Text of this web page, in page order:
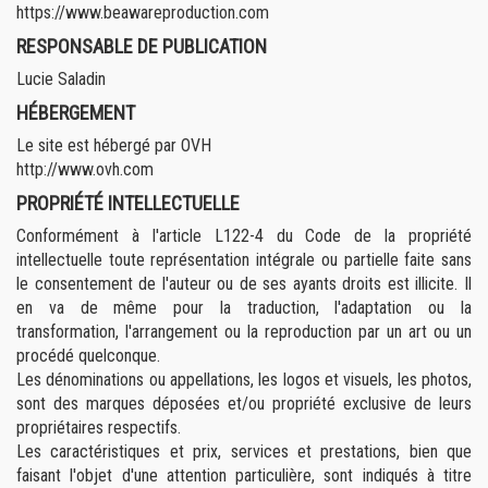
https://www.beawareproduction.com
RESPONSABLE DE PUBLICATION
Lucie Saladin
HÉBERGEMENT
Le site est hébergé par OVH
http://www.ovh.com
PROPRIÉTÉ INTELLECTUELLE
Conformément à l'article L122-4 du Code de la propriété
intellectuelle toute représentation intégrale ou partielle faite sans
le consentement de l'auteur ou de ses ayants droits est illicite. Il
en va de même pour la traduction, l'adaptation ou la
transformation, l'arrangement ou la reproduction par un art ou un
procédé quelconque.
Les dénominations ou appellations, les logos et visuels, les photos,
sont des marques déposées et/ou propriété exclusive de leurs
propriétaires respectifs.
Les caractéristiques et prix, services et prestations, bien que
faisant l'objet d'une attention particulière, sont indiqués à titre